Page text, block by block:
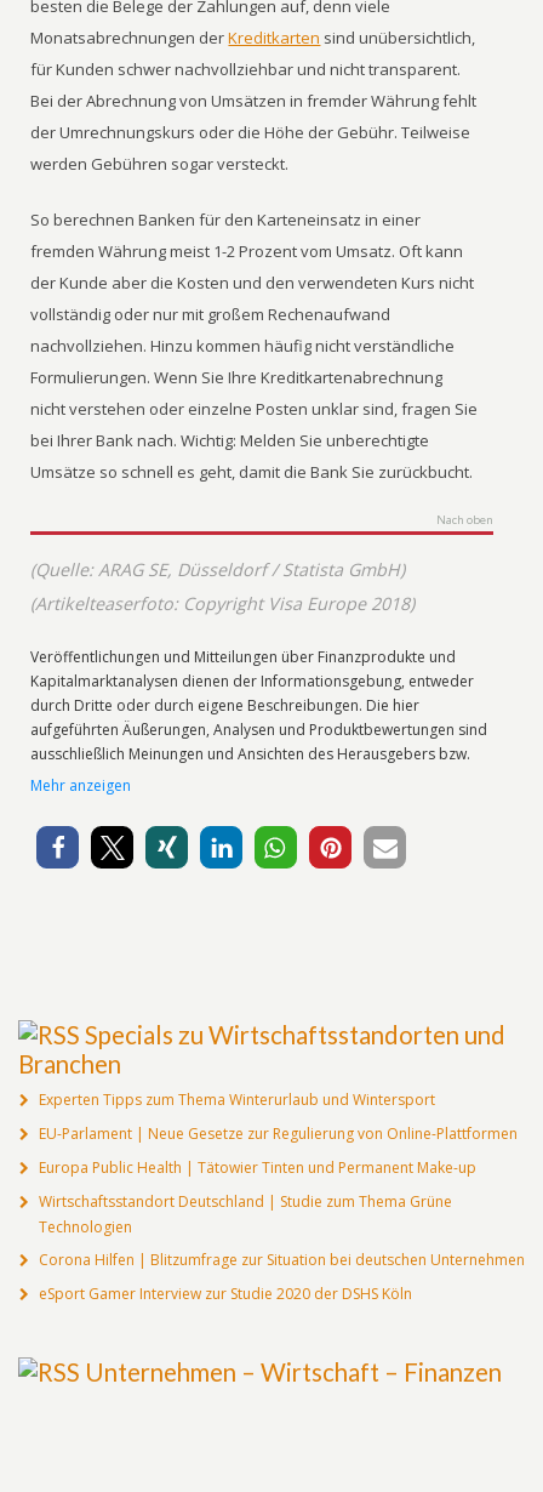
besten die Belege der Zahlungen auf, denn viele
Monatsabrechnungen derKreditkarten sind unübersichtlich,
für Kunden schwer nachvollziehbar und nicht transparent.
Bei der Abrechnung von Umsätzen in fremder Währung fehlt
der Umrechnungskurs oder die Höhe der Gebühr. Teilweise
werden Gebühren sogar versteckt.
So berechnen Banken für den Karteneinsatz in einer
fremden Währung meist 1-2 Prozent vom Umsatz. Oft kann
der Kunde aber die Kosten und den verwendeten Kurs nicht
vollständig oder nur mit großem Rechenaufwand
nachvollziehen. Hinzu kommen häufig nicht verständliche
Formulierungen. Wenn Sie Ihre Kreditkartenabrechnung
nicht verstehen oder einzelne Posten unklar sind, fragen Sie
bei Ihrer Bank nach. Wichtig: Melden Sie unberechtigte
Umsätze so schnell es geht, damit die Bank Sie zurückbucht.
Nach oben
(Quelle: ARAG SE, Düsseldorf / Statista GmbH)
(Artikelteaserfoto: Copyright Visa Europe 2018)
Veröffentlichungen und Mitteilungen über Finanzprodukte und
Kapitalmarktanalysen dienen der Informationsgebung, entweder
durch Dritte oder durch eigene Beschreibungen. Die hier
aufgeführten Äußerungen, Analysen und Produktbewertungen sind
ausschließlich Meinungen und Ansichten des Herausgebers bzw.
Produktgebers. FMM-Magazin.de führt keine Finanzberatung durch,
Wertpapieren auf und führt keine Rechtsberatung durch.
Interessierte Anleger sollten sich grundsätzlich
Mehr anzeigen
Specials zu Wirtschaftsstandorten und
Branchen
Experten Tipps zum Thema Winterurlaub und Wintersport
EU-Parlament | Neue Gesetze zur Regulierung von Online-Plattformen
Europa Public Health | Tätowier Tinten und Permanent Make-up
Wirtschaftsstandort Deutschland | Studie zum Thema Grüne
Technologien
Corona Hilfen | Blitzumfrage zur Situation bei deutschen Unternehmen
eSport Gamer Interview zur Studie 2020 der DSHS Köln
Unternehmen – Wirtschaft – Finanzen